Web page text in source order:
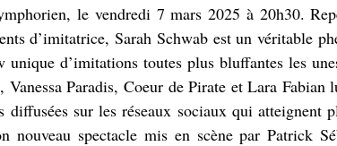
le vendredi 7 mars 2025 à 20h30.
d’imitatrice, Sarah Schwab est un véritable
unique d’imitations toutes plus bluffantes les
Paradis, Coeur de Pirate et Lara Fabian
diffusées sur les réseaux sociaux qui atteignent
spectacle mis en scène par Patrick